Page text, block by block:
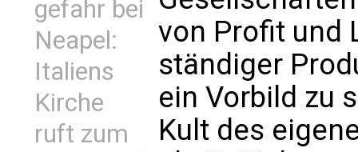
gefahr bei
Neapel:
Italiens
Kirche
ruft zum
von Profit und
ständiger
ein Vorbild zu
Kult des